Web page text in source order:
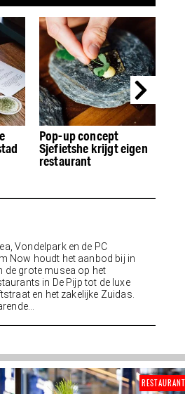
Pop-up concept
Sjefietshe krijgt eigen
restaurant
Vondelpark en de PC
Now houdt het aanbod bij in
grote musea op het
in De Pijp tot de luxe
en het zakelijke Zuidas.